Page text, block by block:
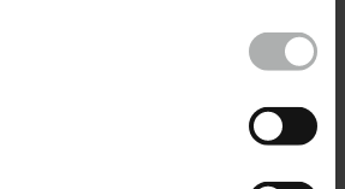
Cookies finden Sie unter